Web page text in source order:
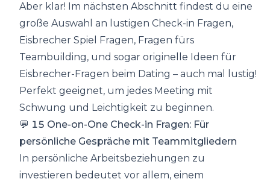
Aber klar! Im nächsten Abschnitt findest du eine
große Auswahl an lustigen Check-in Fragen,
Eisbrecher Spiel Fragen, Fragen fürs
Teambuilding, und sogar originelle Ideen für
Eisbrecher-Fragen beim Dating – auch mal lustig!
Perfekt geeignet, um jedes Meeting mit
Schwung und Leichtigkeit zu beginnen.
💬 15 One-on-One Check-in Fragen: Für
persönliche Gespräche mit Teammitgliedern
In persönliche Arbeitsbeziehungen zu
investieren bedeutet vor allem, einem